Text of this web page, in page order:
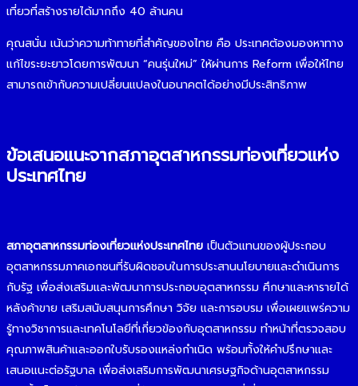
เที่ยวที่สร้างรายได้มากถึง 40 ล้านคน
คุณสนั่น เน้นว่าความท้าทายที่สำคัญของไทย คือ ประเทศต้องมองหาทาง
แก้ไขระยะยาวโดยการพัฒนา “คนรุ่นใหม่” ให้ผ่านการ Reform เพื่อให้ไทย
สามารถเข้ากับความเปลี่ยนแปลงในอนาคตได้อย่างมีประสิทธิภาพ
ข้อเสนอแนะจากสภาอุตสาหกรรมท่องเที่ยวแห่ง
ประเทศไทย
สภาอุตสาหกรรมท่องเที่ยวแห่งประเทศไทย เป็นตัวแทนของผู้ประกอบ
อุตสาหกรรมภาคเอกชนที่รับผิดชอบในการประสานนโยบายและดำเนินการ
กับรัฐ เพื่อส่งเสริมและพัฒนาการประกอบอุตสาหกรรม ศึกษาและหารายได้
หลังค้าขาย เสริมสนับสนุนการศึกษา วิจัย และการอบรม เพื่อเผยแพร่ความ
รู้ทางวิชาการและเทคโนโลยีที่เกี่ยวข้องกับอุตสาหกรรม ทำหน้าที่ตรวจสอบ
คุณภาพสินค้าและออกใบรับรองแหล่งกำเนิด พร้อมทั้งให้คำปรึกษาและ
เสนอแนะต่อรัฐบาล เพื่อส่งเสริมการพัฒนาเศรษฐกิจด้านอุตสาหกรรม